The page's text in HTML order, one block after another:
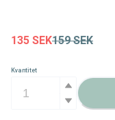
135 SEK159 SEK
Kvantitet